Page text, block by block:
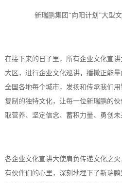
新瑞鹏集团 “向阳计划”大型
在接下来的日子里，所有企业文化宣
大区，进行企业文化巡讲，播撒正能
全国各地每个城市，发扬和传承我们
复制的独特文化，让每一位新瑞鹏的
取营养、坚定信念、蓄积力量、勇创未
各企业文化宣讲大使肩负传递文化之
有伙伴们的心里，深刻地埋下了新瑞